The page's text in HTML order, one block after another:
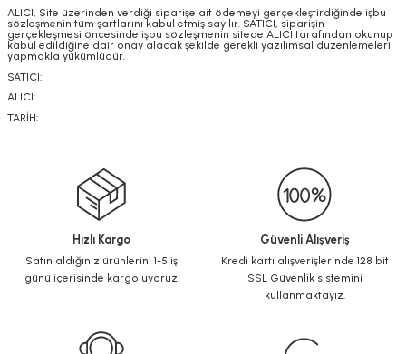
ALICI, Site üzerinden verdiği siparişe ait ödemeyi gerçekleştirdiğinde işbu
sözleşmenin tüm şartlarını kabul etmiş sayılır. SATICI, siparişin
gerçekleşmesi öncesinde işbu sözleşmenin sitede ALICI tarafından okunup
kabul edildiğine dair onay alacak şekilde gerekli yazılımsal düzenlemeleri
yapmakla yükümlüdür.
SATICI:
ALICI:
TARİH:
Hızlı Kargo
Satın aldığınız ürünlerini 1-5 iş
günü içerisinde kargoluyoruz.
Güvenli Alışveriş
Kredi kartı alışverişlerinde 128 bit
SSL Güvenlik sistemini
kullanmaktayız.